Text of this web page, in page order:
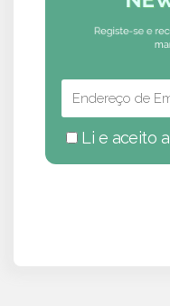
Li e aceito a